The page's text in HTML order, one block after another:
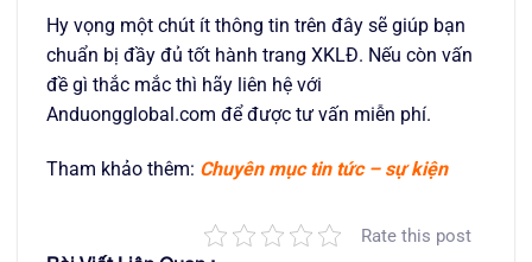
Hy vọng một chút ít thông tin trên đây sẽ giúp bạn
chuẩn bị đầy đủ tốt hành trang XKLĐ. Nếu còn vấn
đề gì thắc mắc thì hãy liên hệ với
Anduongglobal.com để được tư vấn miễn phí.
Tham khảo thêm: Chuyên mục tin tức – sự kiện
Rate this post